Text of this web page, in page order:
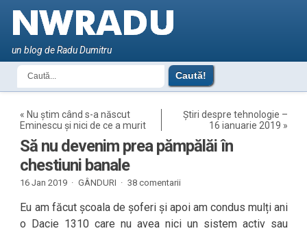
un blog de Radu Dumitru
« Nu știm când s-a născut
Eminescu și nici de ce a murit
Știri despre tehnologie –
16 ianuarie 2019 »
Să nu devenim prea pămpălăi în
chestiuni banale
16 Jan 2019 · GÂNDURI · 38 comentarii
Eu am făcut școala de șoferi și apoi am condus mulți ani
o Dacie 1310 care nu avea nici un sistem activ sau